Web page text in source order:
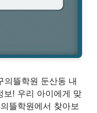
뜰학원 둔산동 내
보! 우리 아이에게 맞
뜰학원에서 찾아보